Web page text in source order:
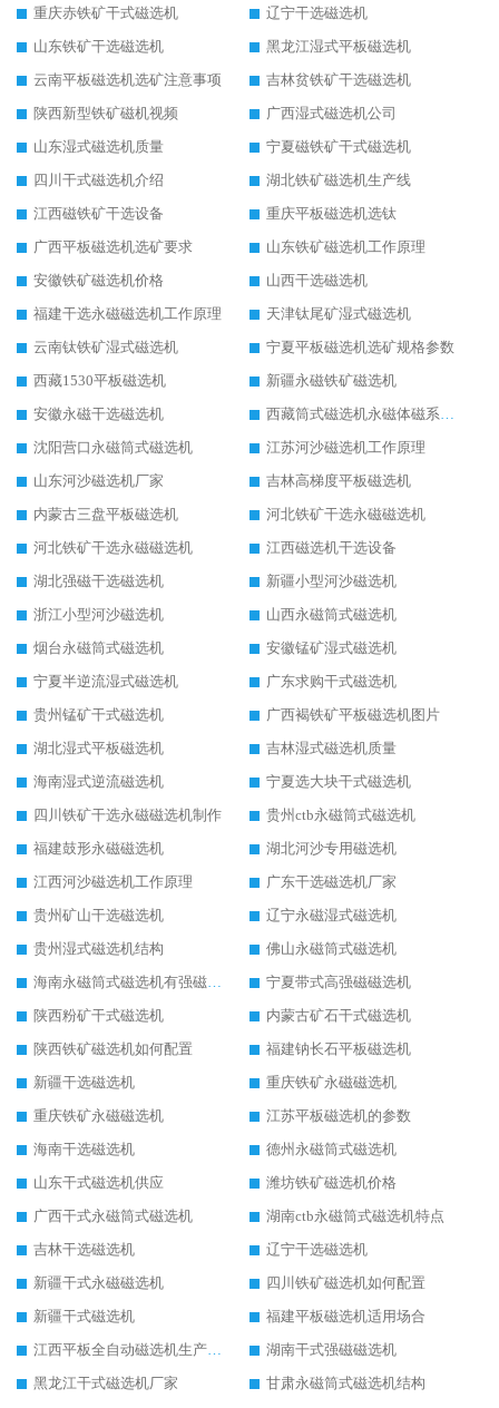
重庆赤铁矿干式磁选机
辽宁干选磁选机
山东铁矿干选磁选机
黑龙江湿式平板磁选机
云南平板磁选机选矿注意事项
吉林贫铁矿干选磁选机
陕西新型铁矿磁机视频
广西湿式磁选机公司
山东湿式磁选机质量
宁夏磁铁矿干式磁选机
四川干式磁选机介绍
湖北铁矿磁选机生产线
江西磁铁矿干选设备
重庆平板磁选机选钛
广西平板磁选机选矿要求
山东铁矿磁选机工作原理
安徽铁矿磁选机价格
山西干选磁选机
福建干选永磁磁选机工作原理
天津钛尾矿湿式磁选机
云南钛铁矿湿式磁选机
宁夏平板磁选机选矿规格参数
西藏1530平板磁选机
新疆永磁铁矿磁选机
安徽永磁干选磁选机
西藏筒式磁选机永磁体磁系设计
沈阳营口永磁筒式磁选机
江苏河沙磁选机工作原理
山东河沙磁选机厂家
吉林高梯度平板磁选机
内蒙古三盘平板磁选机
河北铁矿干选永磁磁选机
河北铁矿干选永磁磁选机
江西磁选机干选设备
湖北强磁干选磁选机
新疆小型河沙磁选机
浙江小型河沙磁选机
山西永磁筒式磁选机
烟台永磁筒式磁选机
安徽锰矿湿式磁选机
宁夏半逆流湿式磁选机
广东求购干式磁选机
贵州锰矿干式磁选机
广西褐铁矿平板磁选机图片
湖北湿式平板磁选机
吉林湿式磁选机质量
海南湿式逆流磁选机
宁夏选大块干式磁选机
四川铁矿干选永磁磁选机制作
贵州ctb永磁筒式磁选机
福建鼓形永磁磁选机
湖北河沙专用磁选机
江西河沙磁选机工作原理
广东干选磁选机厂家
贵州矿山干选磁选机
辽宁永磁湿式磁选机
贵州湿式磁选机结构
佛山永磁筒式磁选机
海南永磁筒式磁选机有强磁的吗
宁夏带式高强磁磁选机
陕西粉矿干式磁选机
内蒙古矿石干式磁选机
陕西铁矿磁选机如何配置
福建钠长石平板磁选机
新疆干选磁选机
重庆铁矿永磁磁选机
重庆铁矿永磁磁选机
江苏平板磁选机的参数
海南干选磁选机
德州永磁筒式磁选机
山东干式磁选机供应
潍坊铁矿磁选机价格
广西干式永磁筒式磁选机
湖南ctb永磁筒式磁选机特点
吉林干选磁选机
辽宁干选磁选机
新疆干式永磁磁选机
四川铁矿磁选机如何配置
新疆干式磁选机
福建平板磁选机适用场合
江西平板全自动磁选机生产厂家
湖南干式强磁磁选机
黑龙江干式磁选机厂家
甘肃永磁筒式磁选机结构